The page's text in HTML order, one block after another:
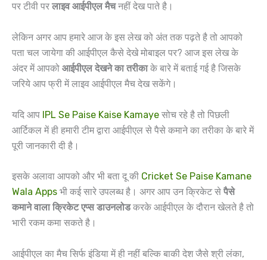
पर टीवी पर लाइव आईपीएल मैचनहीं देख पाते है।
लेकिन अगर आप हमारे आज के इस लेख को अंत तक पढ़ते है तो आपको
पता चल जायेगा की आईपीएल कैसे देखे मोबाइल पर? आज इस लेख के
अंदर में आपको आईपीएल देखने का तरीकाके बारे में बताई गई है जिसके
जरिये आप फ्री में लाइव आईपीएल मैच देख सकेंगे।
यदि आप IPL Se Paise Kaise Kamaye सोच रहे है तो पिछली
आर्टिकल में ही हमारी टीम द्वारा आईपीएल से पैसे कमाने का तरीका के बारे में
पूरी जानकारी दी है।
इसके अलावा आपको और भी बता दू की Cricket Se Paise Kamane
Wala Apps भी कई सारे उपलब्ध है। अगर आप उन क्रिकेट से पैसे
कमाने वाला क्रिकेट एप्स डाउनलोडकरके आईपीएल के दौरान खेलते है तो
भारी रकम कमा सकते है।
आईपीएल का मैच सिर्फ इंडिया में ही नहीं बल्कि बाकी देश जैसे श्री लंका,